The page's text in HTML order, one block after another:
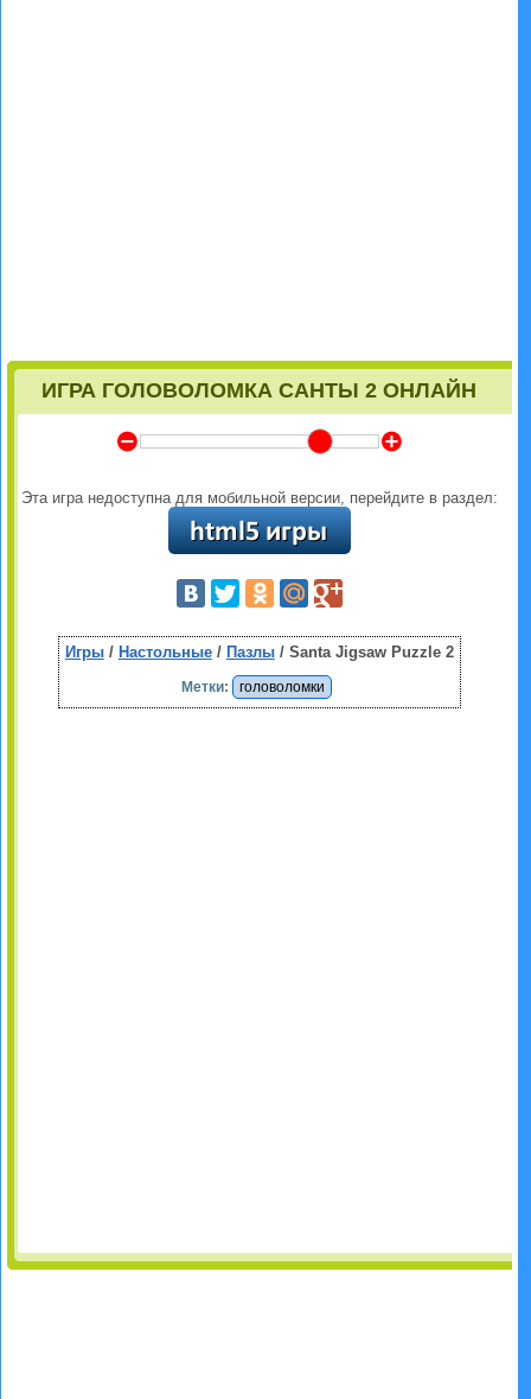
ИГРА ГОЛОВОЛОМКА САНТЫ 2 ОНЛАЙН
Y Z
Эта игра недоступна для мобильной версии, перейдите в раздел:
Игры/ Настольные/ Пазлы/ Santa Jigsaw Puzzle 2
Метки: головоломки